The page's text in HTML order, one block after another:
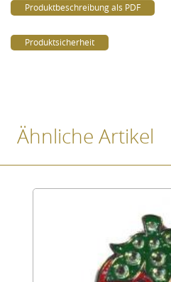
Produktbeschreibung als PDF
Produktsicherheit
Ähnliche Artikel